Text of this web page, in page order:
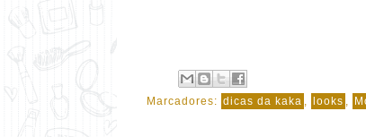
Marcadores: dicas da kaka , looks ,